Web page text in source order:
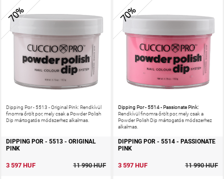
70%
Dipping Por - 5513 - Original Pink: Rendkívül
finomra őrölt por, mely csak a Powder Polish
Dip mártogatós módszerhez alkalmas.
DIPPING POR - 5513 - ORIGINAL
PINK
3 597 HUF 11 990 HUF
70%
Dipping Por - 5514 - Passionate Pink:
Rendkívül finomra őrölt por, mely csak a
Powder Polish Dip mártogatós módszerhez
alkalmas.
DIPPING POR - 5514 - PASSIONATE
PINK
3 597 HUF 11 990 HUF